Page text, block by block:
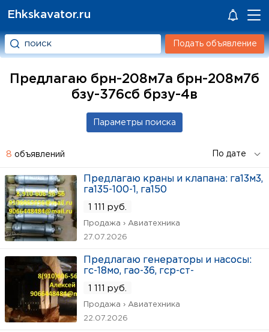
Ehkskavator.ru
Подать объявление
Предлагаю брн-208м7а брн-208м7б
бзу-376сб брзу-4в
8 объявлений
Предлагаю краны и клапана: га13м3,
га135-100-1, га150
1 111 руб.
Продажа › Авиатехника
27.07.2026
Предлагаю генераторы и насосы:
гс-18мо, гао-36, гср-ст-
1 111 руб.
Продажа › Авиатехника
22.07.2026